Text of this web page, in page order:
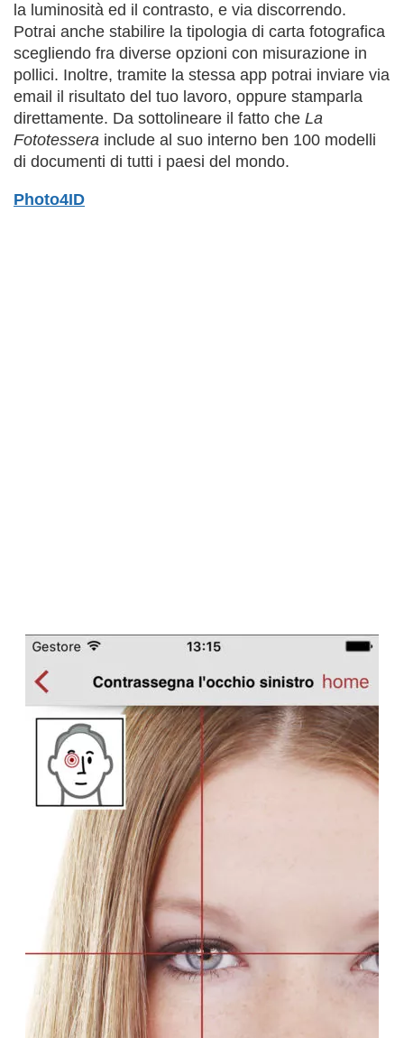
la luminosità ed il contrasto, e via discorrendo.
Potrai anche stabilire la tipologia di carta fotografica
scegliendo fra diverse opzioni con misurazione in
pollici. Inoltre, tramite la stessa app potrai inviare via
email il risultato del tuo lavoro, oppure stamparla
direttamente. Da sottolineare il fatto che La
Fototessera include al suo interno ben 100 modelli
di documenti di tutti i paesi del mondo.
Photo4ID